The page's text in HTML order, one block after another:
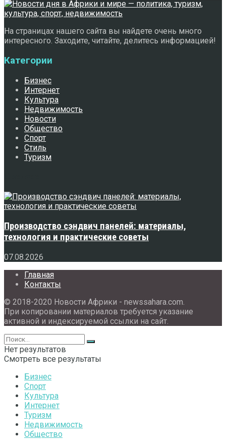
На страницах нашего сайта вы найдете очень много
интересного. Заходите, читайте, делитесь информацией!
Категории
Бизнес
Интернет
Культура
Недвижимость
Новости
Общество
Спорт
Стиль
Туризм
Производство сэндвич панелей: материалы,
технология и практические советы
07.08.2026
Главная
Контакты
© 2018-2020 Новости Африки - newssahara.com.
При копировании материалов требуется указание
активной и индексируемой ссылки на сайт.
Нет результатов
Смотреть все результаты
Бизнес
Спорт
Культура
Интернет
Туризм
Недвижимость
Общество